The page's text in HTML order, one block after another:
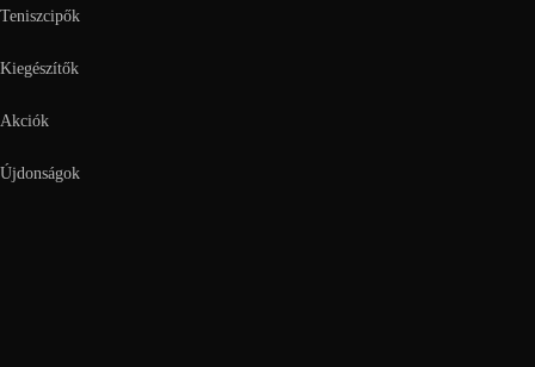
Teniszcipők
Kiegészítők
Akciók
Újdonságok